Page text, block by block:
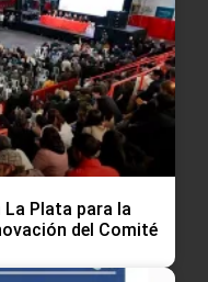
Plata para la
del Comité